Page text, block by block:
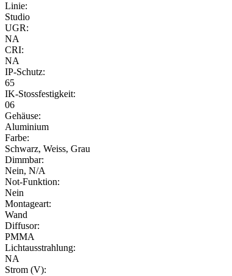
Linie:
Studio
UGR:
NA
CRI:
NA
IP-Schutz:
65
IK-Stossfestigkeit:
06
Gehäuse:
Aluminium
Farbe:
Schwarz, Weiss, Grau
Dimmbar:
Nein, N/A
Not-Funktion:
Nein
Montageart:
Wand
Diffusor:
PMMA
Lichtausstrahlung:
NA
Strom (V):